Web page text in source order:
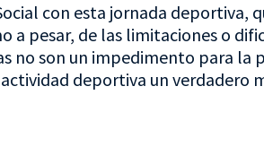
con esta jornada deportiva,
a pesar, de las limitaciones o
no son un impedimento para la
deportiva un verdadero